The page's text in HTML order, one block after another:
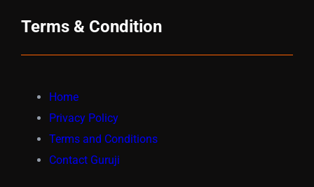
Terms & Condition
Home
Privacy Policy
Terms and Conditions
Contact Guruji